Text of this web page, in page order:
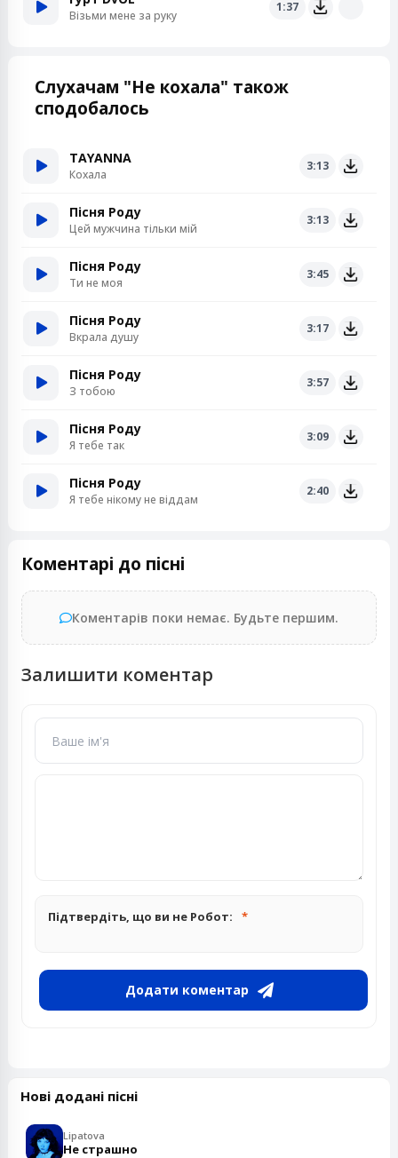
Візьми мене за руку
1:37
Слухачам "Не кохала" також
сподобалось
TAYANNA
Кохала
3:13
Пісня Роду
Цей мужчина тільки мій
3:13
Пісня Роду
Ти не моя
3:45
Пісня Роду
Вкрала душу
3:17
Пісня Роду
З тобою
3:57
Пісня Роду
Я тебе так
3:09
Пісня Роду
Я тебе нікому не віддам
2:40
Коментарі до пісні
Коментарів поки немає. Будьте першим.
Залишити коментар
Підтвердіть, що ви не Робот:
Додати коментар
Нові додані пісні
Lipatova
Не страшно